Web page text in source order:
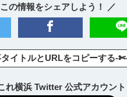
の情報をシェアしよう！ ／
イトルとURLをコピーする-
れ横浜 Twitter 公式アカウント